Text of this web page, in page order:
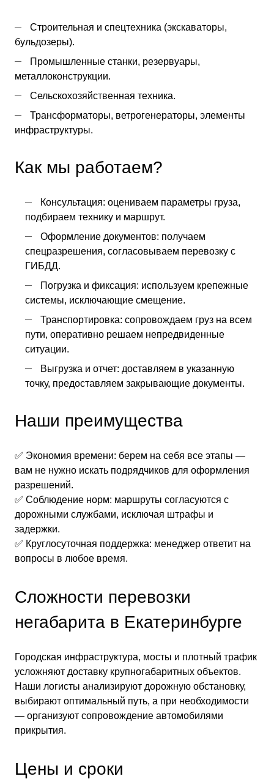
Строительная и спецтехника (экскаваторы,
бульдозеры).
Промышленные станки, резервуары,
металлоконструкции.
Сельскохозяйственная техника.
Трансформаторы, ветрогенераторы, элементы
инфраструктуры.
Как мы работаем?
Консультация: оцениваем параметры груза,
подбираем технику и маршрут.
Оформление документов: получаем
спецразрешения, согласовываем перевозку с
ГИБДД.
Погрузка и фиксация: используем крепежные
системы, исключающие смещение.
Транспортировка: сопровождаем груз на всем
пути, оперативно решаем непредвиденные
ситуации.
Выгрузка и отчет: доставляем в указанную
точку, предоставляем закрывающие документы.
Наши преимущества
✅ Экономия времени: берем на себя все этапы —
вам не нужно искать подрядчиков для оформления
разрешений.
✅ Соблюдение норм: маршруты согласуются с
дорожными службами, исключая штрафы и
задержки.
✅ Круглосуточная поддержка: менеджер ответит на
вопросы в любое время.
Сложности перевозки
негабарита в Екатеринбурге
Городская инфраструктура, мосты и плотный трафик
усложняют доставку крупногабаритных объектов.
Наши логисты анализируют дорожную обстановку,
выбирают оптимальный путь, а при необходимости
— организуют сопровождение автомобилями
прикрытия.
Цены и сроки